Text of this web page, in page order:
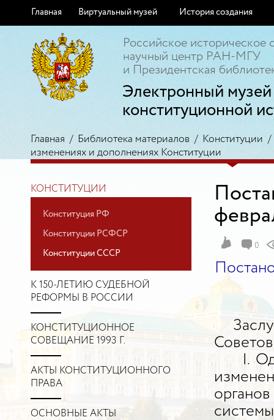
Главная Виртуальный музей История создания
Российское историческое
научный центр РАН-МГУ
и Президентская
Электронный музей
конституционной
Главная / Библиотека материалов / Конституции
изменениях и дополнениях Конституции
КОНСТИТУЦИИ
Конституция РФ
Конституции РСФСР
Конституции СССР
К 150-ЛЕТИЮ СУДЕБНОЙ
РЕФОРМЫ В РОССИИ
КОНСТИТУЦИОННОЕ
СОВЕЩАНИЕ 1993 Г.
АКТЫ КОНСТИТУЦИОННОГО
ПРАВА
ОСНОВНЫЕ АКТЫ
0
I.